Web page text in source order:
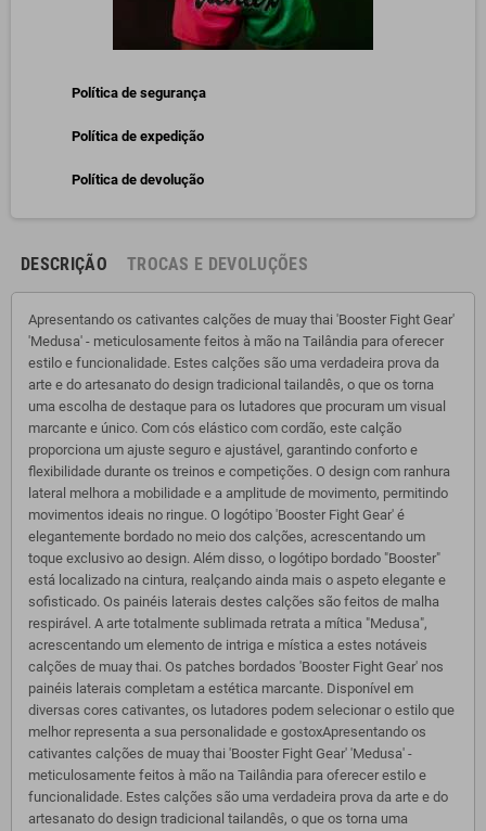
Política de segurança
Política de expedição
Política de devolução
DESCRIÇÃO TROCAS E DEVOLUÇÕES
Apresentando os cativantes calções de muay thai 'Booster Fight Gear'
'Medusa' - meticulosamente feitos à mão na Tailândia para oferecer
estilo e funcionalidade. Estes calções são uma verdadeira prova da
arte e do artesanato do design tradicional tailandês, o que os torna
uma escolha de destaque para os lutadores que procuram um visual
marcante e único. Com cós elástico com cordão, este calção
proporciona um ajuste seguro e ajustável, garantindo conforto e
flexibilidade durante os treinos e competições. O design com ranhura
lateral melhora a mobilidade e a amplitude de movimento, permitindo
movimentos ideais no ringue. O logótipo 'Booster Fight Gear' é
elegantemente bordado no meio dos calções, acrescentando um
toque exclusivo ao design. Além disso, o logótipo bordado "Booster"
está localizado na cintura, realçando ainda mais o aspeto elegante e
sofisticado. Os painéis laterais destes calções são feitos de malha
respirável. A arte totalmente sublimada retrata a mítica "Medusa",
acrescentando um elemento de intriga e mística a estes notáveis ​​
calções de muay thai. Os patches bordados 'Booster Fight Gear' nos
painéis laterais completam a estética marcante. Disponível em
diversas cores cativantes, os lutadores podem selecionar o estilo que
melhor representa a sua personalidade e gostoxApresentando os
cativantes calções de muay thai 'Booster Fight Gear' 'Medusa' -
meticulosamente feitos à mão na Tailândia para oferecer estilo e
funcionalidade. Estes calções são uma verdadeira prova da arte e do
artesanato do design tradicional tailandês, o que os torna uma